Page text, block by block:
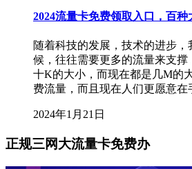
2024流量卡免费领取入口，百
随着科技的发展，技术的进步
候，往往需要更多的流量来支
十K的大小，而现在都是几M的
费流量，而且现在人们更愿意
2024年1月21日
正规三网大流量卡免费办